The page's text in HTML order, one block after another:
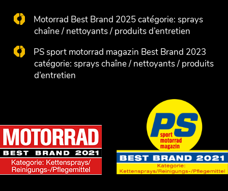
Motorrad Best Brand 2025 catégorie: sprays
chaîne / nettoyants / produits d’entretien
PS sport motorrad magazin Best Brand 2023
catégorie: sprays chaîne / nettoyants / produits
d’entretien